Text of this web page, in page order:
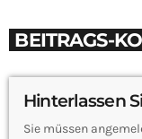
BEITRAGS-
Hinterlassen
Sie müssen